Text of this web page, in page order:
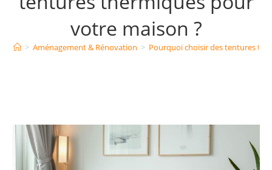
votre maison ?
> Aménagement & Rénovation > Pourquoi choisir des tentures